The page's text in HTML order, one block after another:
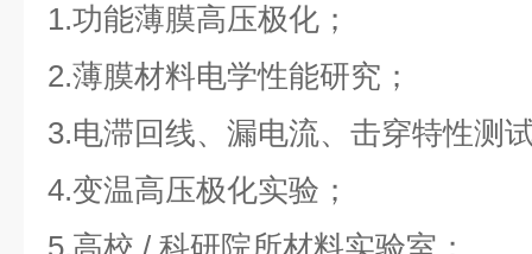
1.功能薄膜高压极化；
2.薄膜材料电学性能研究；
3.电滞回线、漏电流、击穿特性测
4.变温高压极化实验；
5.高校 / 科研院所材料实验室；